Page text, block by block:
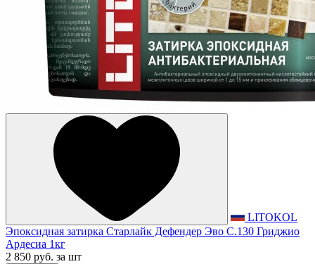
LITOKOL
Эпоксидная затирка Старлайк Дефендер Эво С.130 Гриджио
Ардесиа 1кг
2 850 руб. за шт